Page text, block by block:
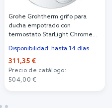
Grohe Grohtherm grifo para
ducha empotrado con
termostato StarLight Chrome
Disponibilidad: hasta 14 días
311,35 €
Precio de catálogo:
504,00 €